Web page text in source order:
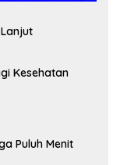
Kesehatan
Puluh Menit